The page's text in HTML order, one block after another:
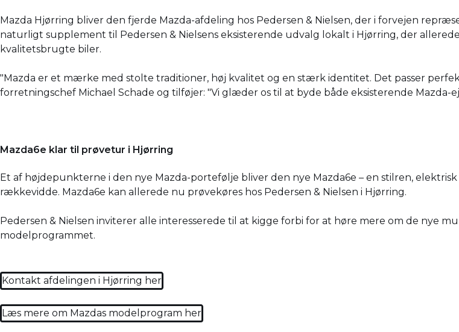
Mazda Hjørring bliver den fjerde Mazda-afdeling hos Pedersen & Nielsen, der i forvejen
naturligt supplement til Pedersen & Nielsens eksisterende udvalg lokalt i Hjørring, der
kvalitetsbrugte biler.
"Mazda er et mærke med stolte traditioner, høj kvalitet og en stærk identitet. Det passer
forretningschef Michael Schade og tilføjer: "Vi glæder os til at byde både eksisterende Mazda-
Mazda6e klar til prøvetur i Hjørring
Et af højdepunkterne i den nye Mazda-portefølje bliver den nye Mazda6e – en stilren,
rækkevidde. Mazda6e kan allerede nu prøvekøres hos Pedersen & Nielsen i Hjørring.
Pedersen & Nielsen inviterer alle interesserede til at kigge forbi for at høre mere om de nye
modelprogrammet.
Kontakt afdelingen i Hjørring her
Læs mere om Mazdas modelprogram her